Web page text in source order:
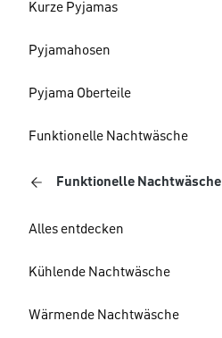
Kurze Pyjamas
Pyjamahosen
Pyjama Oberteile
Funktionelle Nachtwäsche
Funktionelle Nachtwäsche
Alles entdecken
Kühlende Nachtwäsche
Wärmende Nachtwäsche